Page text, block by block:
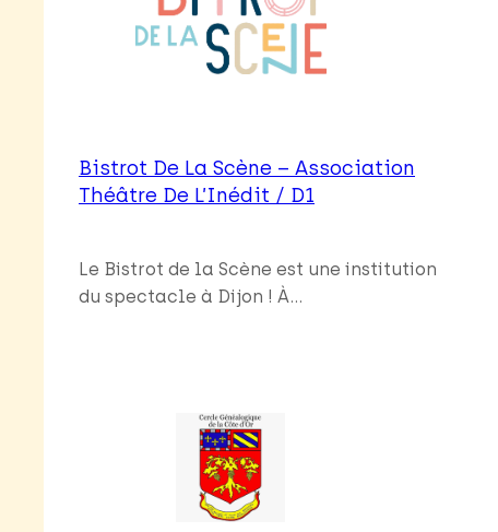
Bistrot De La Scène – Association
Théâtre De L’Inédit / D1
Le Bistrot de la Scène est une institution
du spectacle à Dijon ! À…